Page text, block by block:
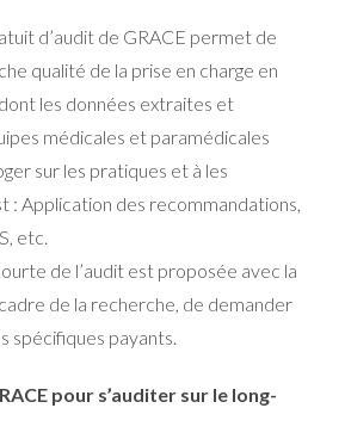
d’audit de GRACE permet de
qualité de la prise en charge en
dont les données extraites et
médicales et paramédicales
sur les pratiques et à les
: Application des recommandations,
etc.
de l’audit est proposée avec la
de la recherche, de demander
spécifiques payants.
pour s’auditer sur le long-